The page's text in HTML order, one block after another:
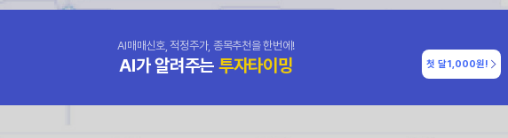
AI매매신호, 적정주가, 종목추천을 한번에!
AI가 알려주는 투자타이밍 첫 달1,000원!